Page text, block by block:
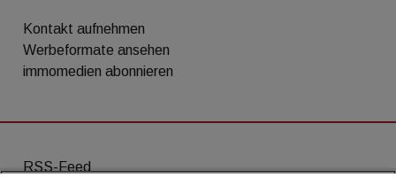
Kontakt aufnehmen
Werbeformate ansehen
immomedien abonnieren
RSS-Feed